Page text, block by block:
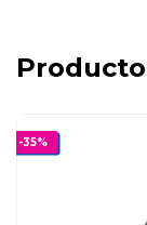
-35%